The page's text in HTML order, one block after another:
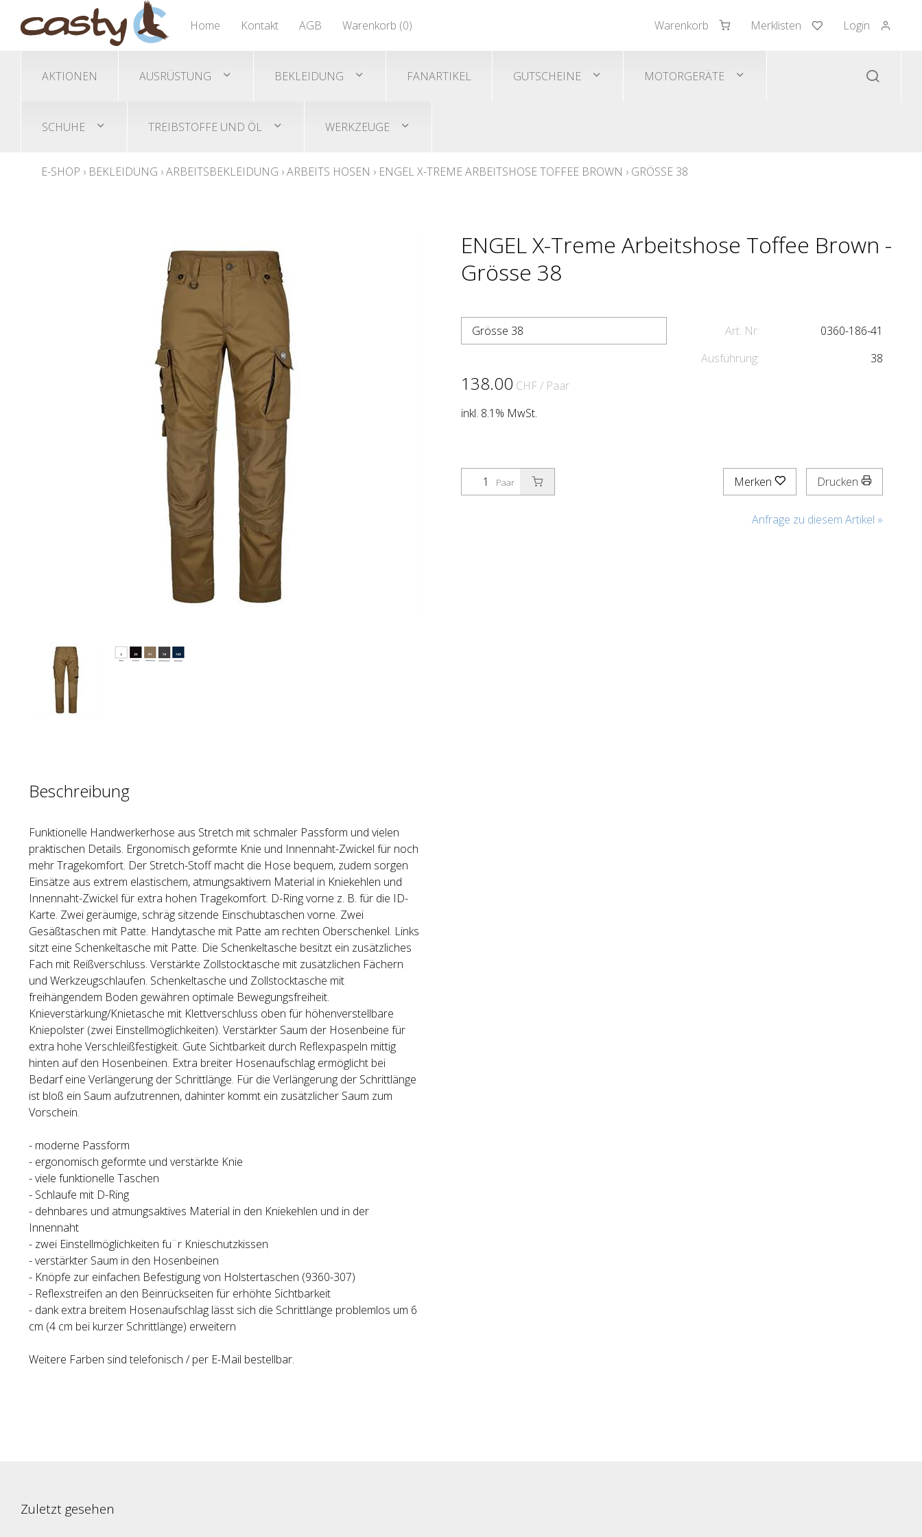
Warenkorb Merklisten Login
Home Kontakt AGB Warenkorb (0)
AKTIONEN AUSRÜSTUNG
Gehörschutz
Helme/Helmset
BEKLEIDUNG FANARTIKEL GUTSCHEINE MOTORGERÄTE
Trimmer/Freischneidegeräte
Akku-Trimmer
SCHUHE
Übersicht
TREIBSTOFFE UND ÖL
Übersicht
WERKZEUGE
Übersicht
E-SHOP › BEKLEIDUNG ›ARBEITSBEKLEIDUNG ›ARBEITS HOSEN › ENGEL X-TREME ARBEITSHOSE TOFFEE BROWN › GRÖSSE 38
ENGEL X-Treme Arbeitshose Toffee Brown -
Grösse 38
Grösse 38
138.00 CHF / Paar
inkl. 8.1% MwSt.
Art. Nr:
0360-186-41
Ausführung:
38
Paar Merken Drucken
Anfrage zu diesem Artikel »
Beschreibung
Funktionelle Handwerkerhose aus Stretch mit schmaler Passform und vielen
praktischen Details. Ergonomisch geformte Knie und Innennaht-Zwickel für noch
mehr Tragekomfort. Der Stretch-Stoff macht die Hose bequem, zudem sorgen
Einsätze aus extrem elastischem, atmungsaktivem Material in Kniekehlen und
Innennaht-Zwickel für extra hohen Tragekomfort. D-Ring vorne z. B. für die ID-
Karte. Zwei geräumige, schräg sitzende Einschubtaschen vorne. Zwei
Gesäßtaschen mit Patte. Handytasche mit Patte am rechten Oberschenkel. Links
sitzt eine Schenkeltasche mit Patte. Die Schenkeltasche besitzt ein zusätzliches
Fach mit Reißverschluss. Verstärkte Zollstocktasche mit zusätzlichen Fächern
und Werkzeugschlaufen. Schenkeltasche und Zollstocktasche mit
freihängendem Boden gewähren optimale Bewegungsfreiheit.
Knieverstärkung/Knietasche mit Klettverschluss oben für höhenverstellbare
Kniepolster (zwei Einstellmöglichkeiten). Verstärkter Saum der Hosenbeine für
extra hohe Verschleißfestigkeit. Gute Sichtbarkeit durch Reflexpaspeln mittig
hinten auf den Hosenbeinen. Extra breiter Hosenaufschlag ermöglicht bei
Bedarf eine Verlängerung der Schrittlänge. Für die Verlängerung der Schrittlänge
ist bloß ein Saum aufzutrennen, dahinter kommt ein zusätzlicher Saum zum
Vorschein.
- moderne Passform
- ergonomisch geformte und verstärkte Knie
- viele funktionelle Taschen
- Schlaufe mit D-Ring
- dehnbares und atmungsaktives Material in den Kniekehlen und in der
Innennaht
- zwei Einstellmöglichkeiten fu¨r Knieschutzkissen
- verstärkter Saum in den Hosenbeinen
- Knöpfe zur einfachen Befestigung von Holstertaschen (9360-307)
- Reflexstreifen an den Beinrückseiten für erhöhte Sichtbarkeit
- dank extra breitem Hosenaufschlag lässt sich die Schrittlänge problemlos um 6
cm (4 cm bei kurzer Schrittlänge) erweitern
Weitere Farben sind telefonisch / per E-Mail bestellbar.
Zuletzt gesehen